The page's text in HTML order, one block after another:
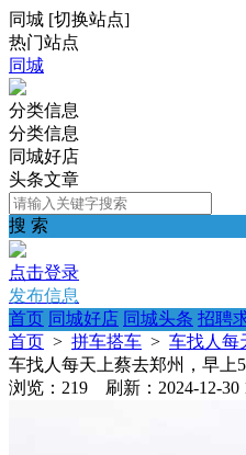
同城 [切换站点]
热门站点
同城
分类信息
分类信息
同城好店
头条文章
搜 索
点击登录
发布信息
首页 同城好店 同城头条 招聘
首页 > 拼车搭车 > 车找人每
车找人每天上蔡去郑州，早上
浏览：219 刷新：2024-12-30